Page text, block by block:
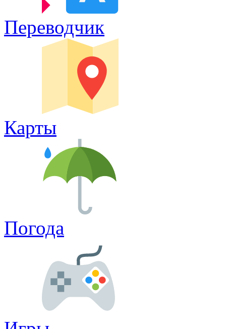
Переводчик
Карты
Погода